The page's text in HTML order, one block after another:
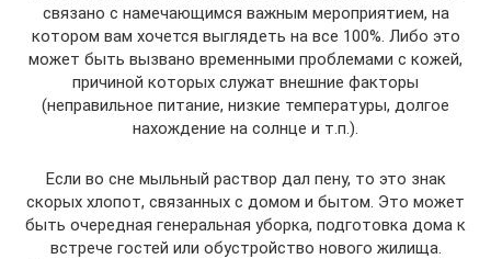
связано с намечающимся важным мероприятием, на
котором вам хочется выглядеть на все 100%. Либо это
может быть вызвано временными проблемами с кожей,
причиной которых служат внешние факторы
(неправильное питание, низкие температуры, долгое
нахождение на солнце и т.п.).
Если во сне мыльный раствор дал пену, то это знак
скорых хлопот, связанных с домом и бытом. Это может
быть очередная генеральная уборка, подготовка дома к
встрече гостей или обустройство нового жилища.